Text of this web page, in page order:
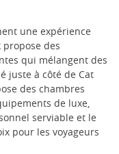
une expérience
des
qui mélangent des
juste à côté de Cat
des chambres
de luxe,
serviable et le
pour les voyageurs